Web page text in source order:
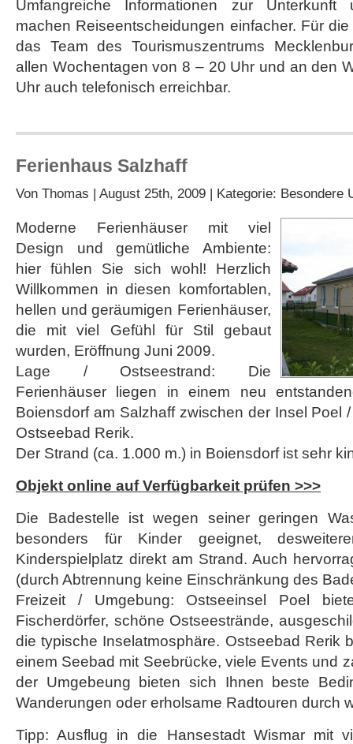
Umfangreiche Informationen zur
machen Reiseentscheidungen einfacher. Für
das Team des Tourismuszentrums
allen Wochentagen von 8 – 20 Uhr und an den
Uhr auch telefonisch erreichbar.
Ferienhaus Salzhaff
Von Thomas | August 25th, 2009 | Kategorie: Besondere
Moderne Ferienhäuser mit viel
Design und gemütliche Ambiente:
hier fühlen Sie sich wohl! Herzlich
Willkommen in diesen komfortablen,
hellen und geräumigen Ferienhäuser,
die mit viel Gefühl für Stil gebaut
wurden, Eröffnung Juni 2009.
Lage / Ostseestrand: Die
Ferienhäuser liegen in einem neu
Boiensdorf am Salzhaff zwischen der Insel Poel
Ostseebad Rerik.
Der Strand (ca. 1.000 m.) in Boiensdorf ist sehr
Objekt online auf Verfügbarkeit prüfen >>>
Die Badestelle ist wegen seiner geringen
besonders für Kinder geeignet,
Kinderspielplatz direkt am Strand. Auch
(durch Abtrennung keine Einschränkung des
Freizeit / Umgebung: Ostseeinsel Poel
Fischerdörfer, schöne Ostseestrände,
die typische Inselatmosphäre. Ostseebad Rerik
einem Seebad mit Seebrücke, viele Events und
der Umgebeung bieten sich Ihnen beste
Wanderungen oder erholsame Radtouren durch
Tipp: Ausflug in die Hansestadt Wismar mit